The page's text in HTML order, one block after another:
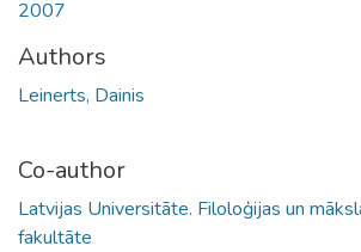
2007
Authors
Leinerts, Dainis
Co-author
Latvijas Universitāte. Filoloģijas un
fakultāte